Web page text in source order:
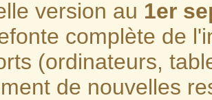
version au 1er
complète de
(ordinateurs,
de nouvelles